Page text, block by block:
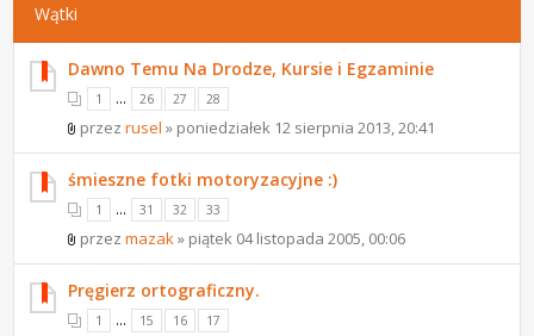
Wątki
Dawno Temu Na Drodze, Kursie i Egzaminie
1 ... 26 27 28
przezrusel » poniedziałek 12 sierpnia 2013, 20:41
śmieszne fotki motoryzacyjne :)
1 ... 31 32 33
przezmazak » piątek 04 listopada 2005, 00:06
Pręgierz ortograficzny.
1 ... 15 16 17